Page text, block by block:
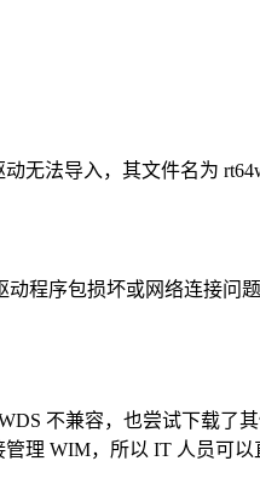
无法导入，其文件名为
程序包损坏或网络连接问题
不兼容，也尝试下载了
理 WIM，所以 IT 人员可